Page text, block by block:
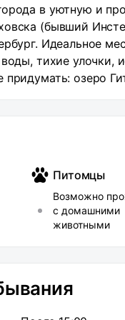
в уютную и
(бывший
Идеальное
воды, тихие
придумать: озеро
шармом, который
Питомцы
Возможно
с домашними
животными